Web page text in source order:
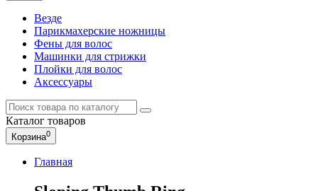
Везде
Парикмахерские ножницы
Фены для волос
Машинки для стрижки
Плойки для волос
Аксессуары
Каталог товаров
Корзина0
Главная